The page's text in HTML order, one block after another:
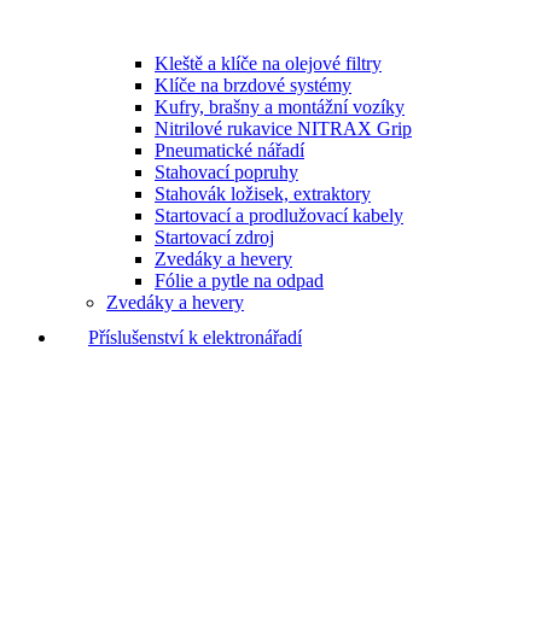
Kleště a klíče na olejové filtry
Klíče na brzdové systémy
Kufry, brašny a montážní vozíky
Nitrilové rukavice NITRAX Grip
Pneumatické nářadí
Stahovací popruhy
Stahovák ložisek, extraktory
Startovací a prodlužovací kabely
Startovací zdroj
Zvedáky a hevery
Fólie a pytle na odpad
Zvedáky a hevery
Příslušenství k elektronářadí